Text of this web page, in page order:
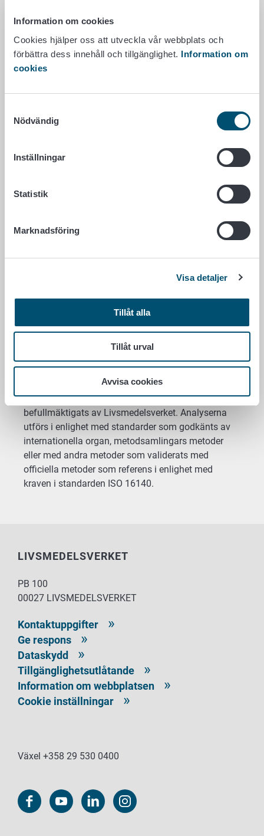
Information om cookies
Cookies hjälper oss att utveckla vår webbplats och
förbättra dess innehåll och tillgänglighet. Information om
cookies
Nödvändig
Inställningar
Statistik
Marknadsföring
Visa detaljer
Tillåt alla
Tillåt urval
Avvisa cookies
Remisser
mikroskopiska metoder. Officiella prover tas
heltäckande genom hela foderkedjan. Prover tas på
importerade foderråvaror, tillverkningsprocesser för
foder som tillverkas i Finland och på foder som
De officiella proven tas av inspektörer som
befullmäktigats av Livsmedelsverket. Analyserna
utförs i enlighet med standarder som godkänts av
internationella organ, metodsamlingars metoder
eller med andra metoder som validerats med
officiella metoder som referens i enlighet med
kraven i standarden ISO 16140.
LIVSMEDELSVERKET
PB 100
00027 LIVSMEDELSVERKET
Kontaktuppgifter
Ge respons
Dataskydd
Tillgänglighetsutlåtande
Information om webbplatsen
Cookie inställningar
Växel +358 29 530 0400